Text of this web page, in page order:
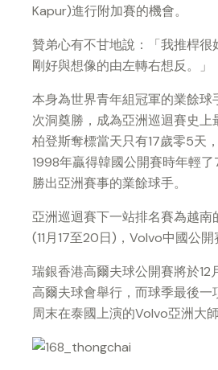
Kapur)進行附加賽的機會。
贊弟心有不甘地說：「我推桿很
剛好與想像的由左轉右想反。」
本身為世界青年組冠軍的業餘球
次洞奠勝，成為亞洲巡迴賽史上
柏登斯奪標當天只有17歲零5天
1998年贏得韓國公開賽時年輕
勝出亞洲賽事的業餘球手。
亞洲巡迴賽下一站排名賽為越南
(11月17至20日)，Volvo中國公開
瑞銀香港高爾夫球公開賽將於12
高爾夫球會舉行，而球季最後一
周末在泰國上演的Volvo亞洲大師